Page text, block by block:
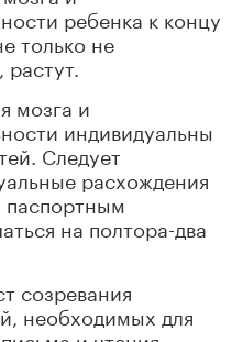
ребенка к концу
только не
мозга и
индивидуальны
Следует
расхождения
на полтора-два
созревания
необходимых для